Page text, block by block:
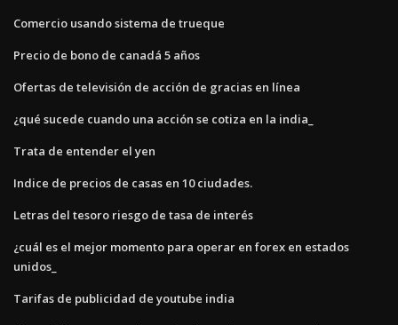
Comercio usando sistema de trueque
Precio de bono de canadá 5 años
Ofertas de televisión de acción de gracias en línea
¿qué sucede cuando una acción se cotiza en la india_
Trata de entender el yen
Indice de precios de casas en 10 ciudades.
Letras del tesoro riesgo de tasa de interés
¿cuál es el mejor momento para operar en forex en estados
unidos_
Tarifas de publicidad de youtube india